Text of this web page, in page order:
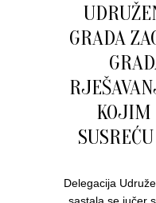
GRADA
KOJIM
Delegacija
sastala se jučer